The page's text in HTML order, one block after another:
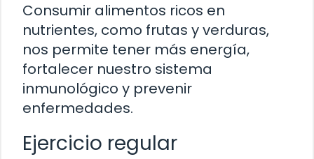
Consumir alimentos ricos en
nutrientes, como frutas y verduras,
nos permite tener más energía,
fortalecer nuestro sistema
inmunológico y prevenir
enfermedades.
Ejercicio regular